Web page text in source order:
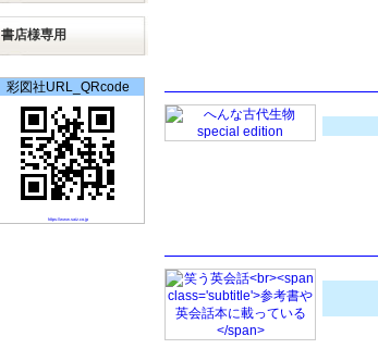
書店様専用
彩図社URL_QRcode
https://www.saiz.co.jp